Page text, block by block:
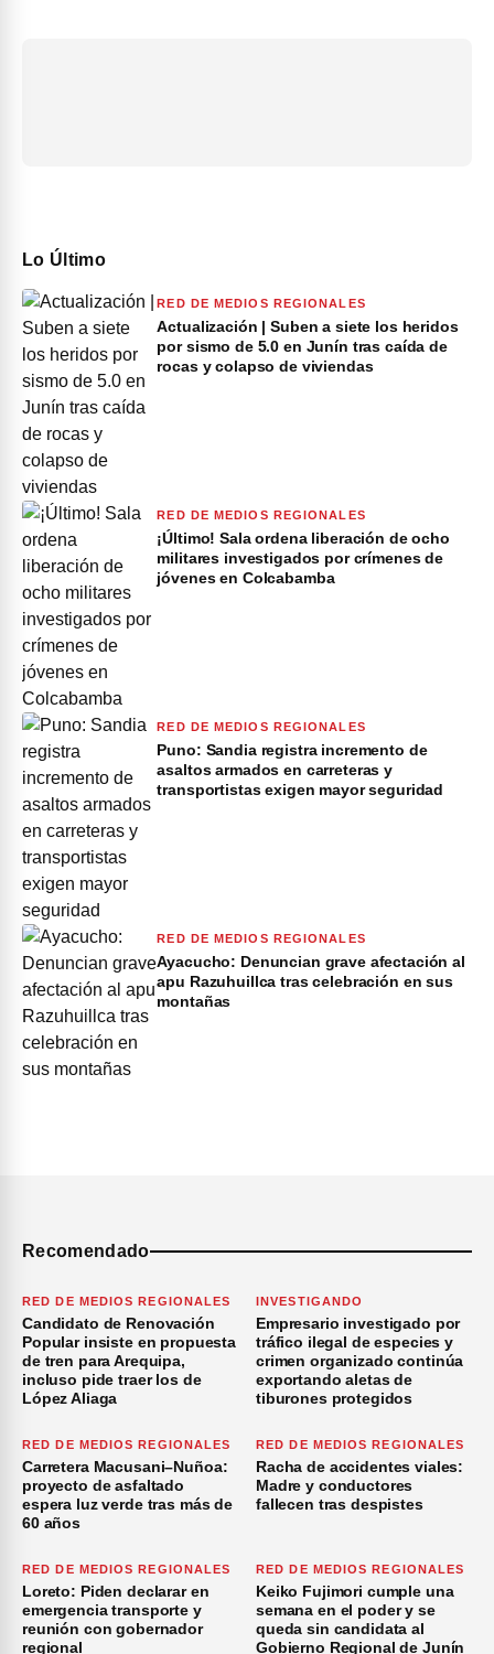
Lo Último
RED DE MEDIOS REGIONALES
Actualización | Suben a siete los heridos
por sismo de 5.0 en Junín tras caída de
rocas y colapso de viviendas
RED DE MEDIOS REGIONALES
¡Último! Sala ordena liberación de ocho
militares investigados por crímenes de
jóvenes en Colcabamba
RED DE MEDIOS REGIONALES
Puno: Sandia registra incremento de
asaltos armados en carreteras y
transportistas exigen mayor seguridad
RED DE MEDIOS REGIONALES
Ayacucho: Denuncian grave afectación al
apu Razuhuillca tras celebración en sus
montañas
Recomendado
RED DE MEDIOS REGIONALES
Candidato de Renovación
Popular insiste en propuesta
de tren para Arequipa,
incluso pide traer los de
López Aliaga
INVESTIGANDO
Empresario investigado por
tráfico ilegal de especies y
crimen organizado continúa
exportando aletas de
tiburones protegidos
RED DE MEDIOS REGIONALES
Carretera Macusani–Nuñoa:
proyecto de asfaltado
espera luz verde tras más de
60 años
RED DE MEDIOS REGIONALES
Racha de accidentes viales:
Madre y conductores
fallecen tras despistes
RED DE MEDIOS REGIONALES
Loreto: Piden declarar en
emergencia transporte y
reunión con gobernador
regional
RED DE MEDIOS REGIONALES
Keiko Fujimori cumple una
semana en el poder y se
queda sin candidata al
Gobierno Regional de Junín